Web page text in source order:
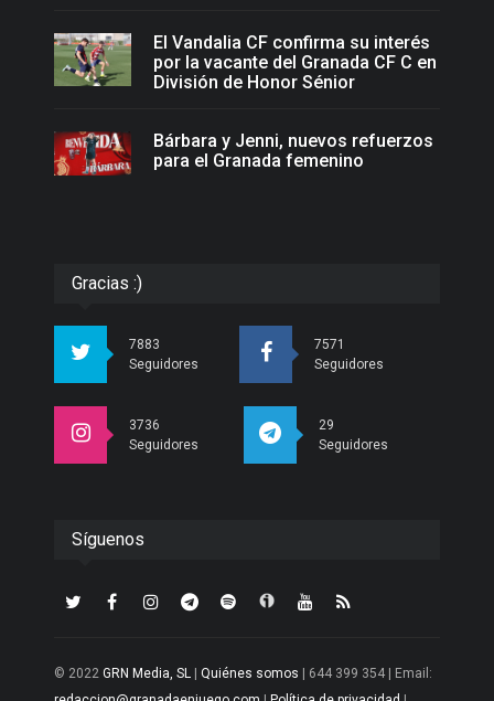
El Vandalia CF confirma su interés
por la vacante del Granada CF C en
División de Honor Sénior
Bárbara y Jenni, nuevos refuerzos
para el Granada femenino
Gracias :)
7883
Seguidores
7571
Seguidores
3736
Seguidores
29
Seguidores
Síguenos
© 2022 GRN Media, SL | Quiénes somos | 644 399 354 | Email: